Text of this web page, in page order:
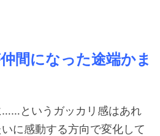
間になった途端かま
……というガッカリ感はあれ
に感動する方向で変化して